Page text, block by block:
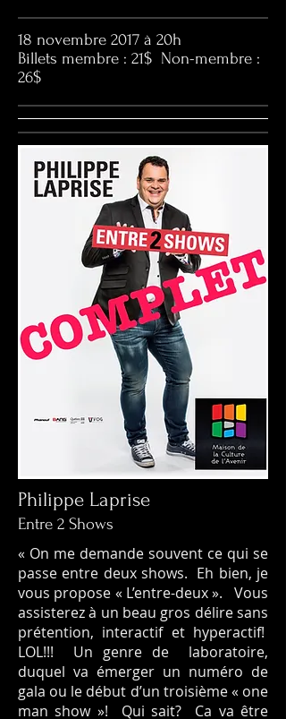
18 novembre 2017 à 20h
Billets membre : 21$ Non-membre :
26$
Philippe Laprise
Entre 2 Shows
« On me demande souvent ce qui se
passe entre deux shows. Eh bien, je
vous propose « L’entre-deux ». Vous
assisterez à un beau gros délire sans
prétention, interactif et hyperactif!
LOL!!! Un genre de laboratoire,
duquel va émerger un numéro de
gala ou le début d’un troisième « one
man show »! Qui sait? Ca va être